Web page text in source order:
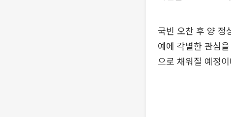
국빈 오찬 후 양 정
예에 각별한 관심
으로 채워질 예정